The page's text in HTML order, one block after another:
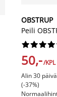
OBSTRUP
Peili





50,-/KPL
Alin 30
(-37%)